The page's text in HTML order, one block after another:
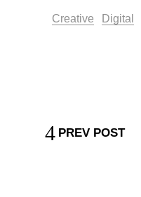
Creative Digital
PREV POST